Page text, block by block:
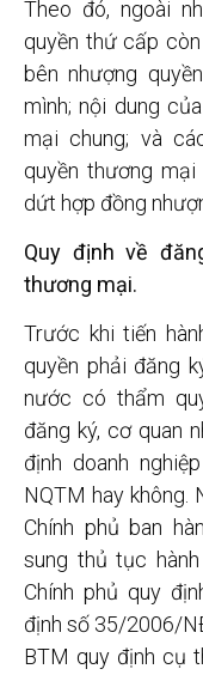
Theo đó, ngoài
quyền thứ cấp
bên nhượng
mình; nội dung
mại chung; và
quyền thương
dứt hợp đồng
Quy định về
thương mại.
Trước khi tiến
quyền phải đăng
nước có thẩm
đăng ký, cơ quan
định doanh
NQTM hay
Chính phủ ban
sung thủ tục
Chính phủ quy
định số 35/2006/
BTM quy định cụ